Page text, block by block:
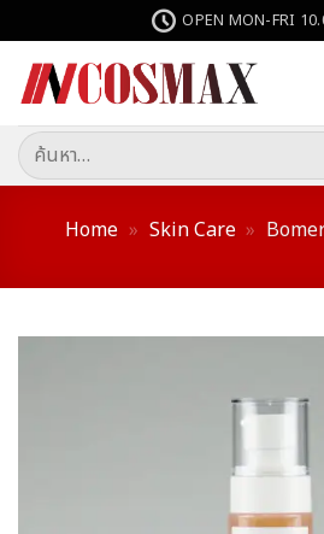
ไป
เนื้อหา
OPEN MON-FRI
ค้นหา:
Home » Skin Care »